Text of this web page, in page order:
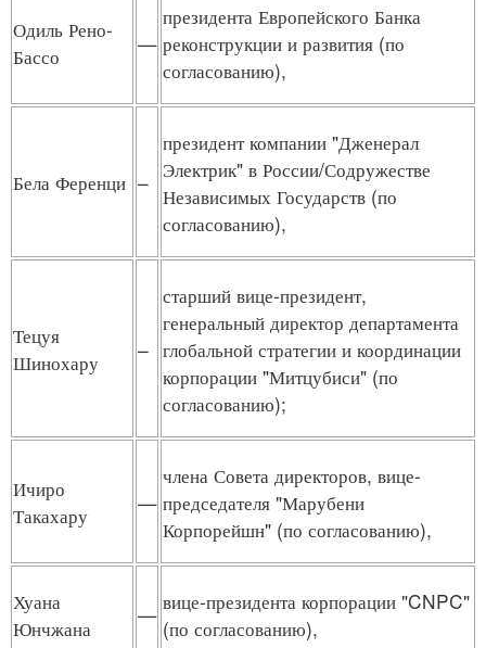
Одиль Рено-
Бассо
—
президента Европейского Банка
реконструкции и развития (по
согласованию),
Бела Ференци –
президент компании "Дженерал
Электрик" в России/Содружестве
Независимых Государств (по
согласованию),
Тецуя
Шинохару
–
старший вице-президент,
генеральный директор департамента
глобальной стратегии и координации
корпорации "Митцубиси" (по
согласованию);
Ичиро
Такахару
—
члена Совета директоров, вице-
председателя "Марубени
Корпорейшн" (по согласованию),
Хуана
Юнчжана
— вице-президента корпорации "CNPC"
(по согласованию),